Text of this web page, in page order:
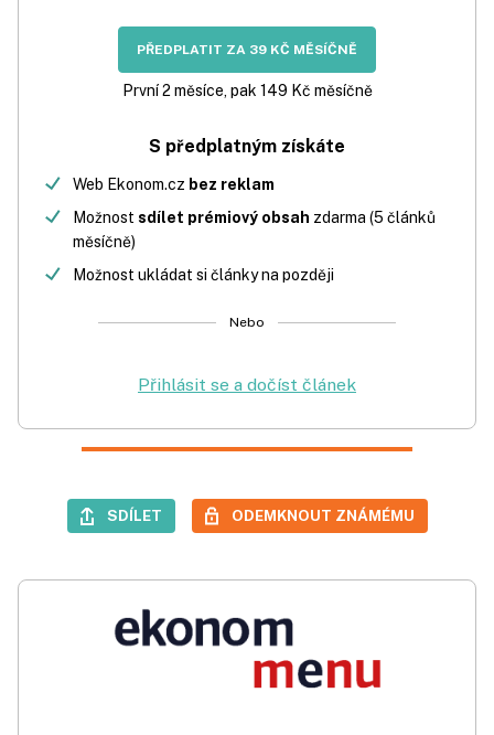
PŘEDPLATIT ZA 39 KČ MĚSÍČNĚ
První 2 měsíce, pak 149 Kč měsíčně
S předplatným získáte
Web Ekonom.cz bez reklam
Možnost sdílet prémiový obsah zdarma (5 článků
měsíčně)
Možnost ukládat si články na později
Nebo
Přihlásit se a dočíst článek
SDÍLET ODEMKNOUT ZNÁMÉMU